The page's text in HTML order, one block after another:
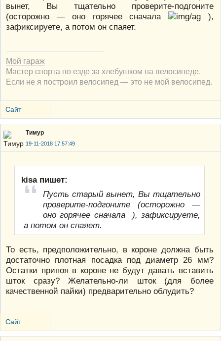
вынет, Вы тщательно проверите-подгоните
(осторожно — оно горячее сначала
),
зафиксируете, а потом он спаяет.
Мой гараж
Мастер спорта по езде за хлебушком на велосипеде.
Если не я построил велосипед — это не мой велосипед.
Сайт
Тимур
19-11-2018 17:57:49
kisa пишет:
Пусть старый вынет, Вы тщательно
проверите-подгоните (осторожно —
оно горячее сначала ), зафиксируете,
а потом он спаяет.
То есть, предположительно, в короне должна быть
достаточно плотная посадка под диаметр 26 мм?
Остатки припоя в короне не будут давать вставить
шток сразу? Желательно-ли шток (для более
качественной пайки) предварительно облудить?
Сайт